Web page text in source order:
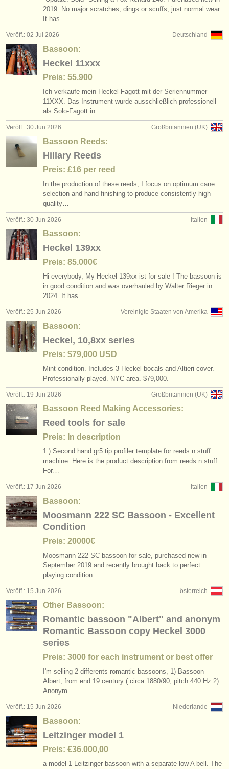
2019. No major scratches, dings or scuffs; just normal wear.
It has…
Deutschland
Veröff.: 02 Jul 2026
Bassoon:
Heckel 11xxx
Preis: 55.900
Ich verkaufe mein Heckel-Fagott mit der Seriennummer
11XXX. Das Instrument wurde ausschließlich professionell
als Solo-Fagott in…
Großbritannien (UK)
Veröff.: 30 Jun 2026
Bassoon Reeds:
Hillary Reeds
Preis: £16 per reed
In the production of these reeds, I focus on optimum cane
selection and hand finishing to produce consistently high
quality…
Italien
Veröff.: 30 Jun 2026
Bassoon:
Heckel 139xx
Preis: 85.000€
Hi everybody, My Heckel 139xx ist for sale ! The bassoon is
in good condition and was overhauled by Walter Rieger in
2024. It has…
Vereinigte Staaten von Amerika
Veröff.: 25 Jun 2026
Bassoon:
Heckel, 10,8xx series
Preis: $79,000 USD
Mint condition. Includes 3 Heckel bocals and Altieri cover.
Professionally played. NYC area. $79,000.
Großbritannien (UK)
Veröff.: 19 Jun 2026
Bassoon Reed Making Accessories:
Reed tools for sale
Preis: In description
1.) Second hand gr5 tip profiler template for reeds n stuff
machine. Here is the product description from reeds n stuff:
For…
Italien
Veröff.: 17 Jun 2026
Bassoon:
Moosmann 222 SC Bassoon - Excellent
Condition
Preis: 20000€
Moosmann 222 SC bassoon for sale, purchased new in
September 2019 and recently brought back to perfect
playing condition…
österreich
Veröff.: 15 Jun 2026
Other Bassoon:
Romantic bassoon "Albert" and anonym
Romantic Bassoon copy Heckel 3000
series
Preis: 3000 for each instrument or best offer
I'm selling 2 differents romantic bassoons, 1) Bassoon
Albert, from end 19 century ( circa 1880/90, pitch 440 Hz 2)
Anonym…
Niederlande
Veröff.: 15 Jun 2026
Bassoon:
Leitzinger model 1
Preis: €36.000,00
a model 1 Leitzinger bassoon with a separate low A bell. The